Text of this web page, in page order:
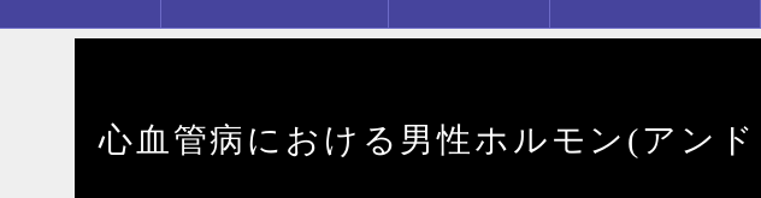
心血管病における男性ホルモン(アン